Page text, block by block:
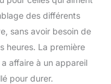
du robot
de
Les LED
éclairent la
des différents
sans avoir besoin de
heures. La première
affaire à un appareil
pour durer.